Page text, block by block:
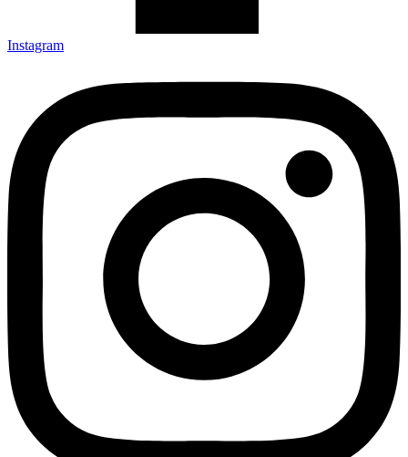
Instagram